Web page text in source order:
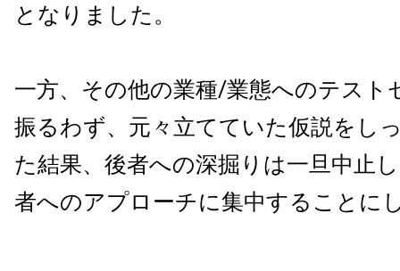
となりました。
一方、その他の業種/業態へのテスト
振るわず、元々立てていた仮説をし
た結果、後者への深掘りは一旦中止
者へのアプローチに集中することに